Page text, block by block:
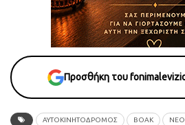
Προσθήκη του
ΑΥΤΟΚΙΝΗΤΟΔΡΟΜΟΣ ΒΟΑΚ